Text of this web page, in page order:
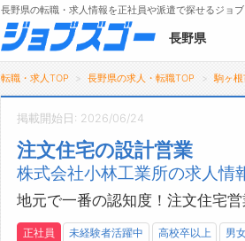
メニュー
詳細情報で求人を探す
タップで簡単に求人を探す
長野県の転職・求人情報を正社員や派遣で探せるジョ
長野県
転職・求人TOP 長野県の求人・転職TOP 駒ヶ
掲載開始日: 2026/06/24
注文住宅の設計営業
株式会社小林工業所の求人情
地元で一番の認知度！注文住宅
正社員 未経験者活躍中 高校卒以上 男